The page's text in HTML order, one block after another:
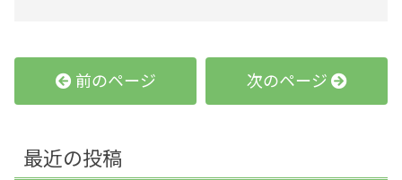
前のページ 次のページ
最近の投稿